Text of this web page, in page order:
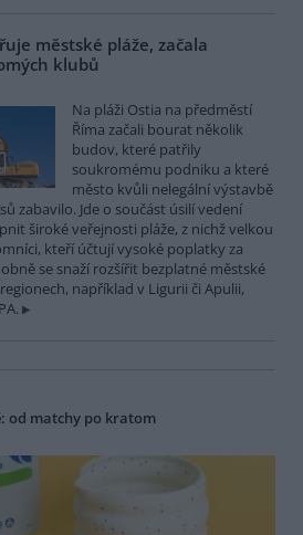
městské pláže, začala
klubů
Na pláži Ostia na předměstí
Říma začali bourat několik
budov, které patřily
soukromému podniku a které
město kvůli nelegální výstavbě
zabavilo. Jde o součást úsilí vedení
široké veřejnosti pláže, z nichž velkou
kteří účtují vysoké poplatky za
se snaží rozšířit bezplatné městské
například v Ligurii či Apulii,
od matchy po kratom